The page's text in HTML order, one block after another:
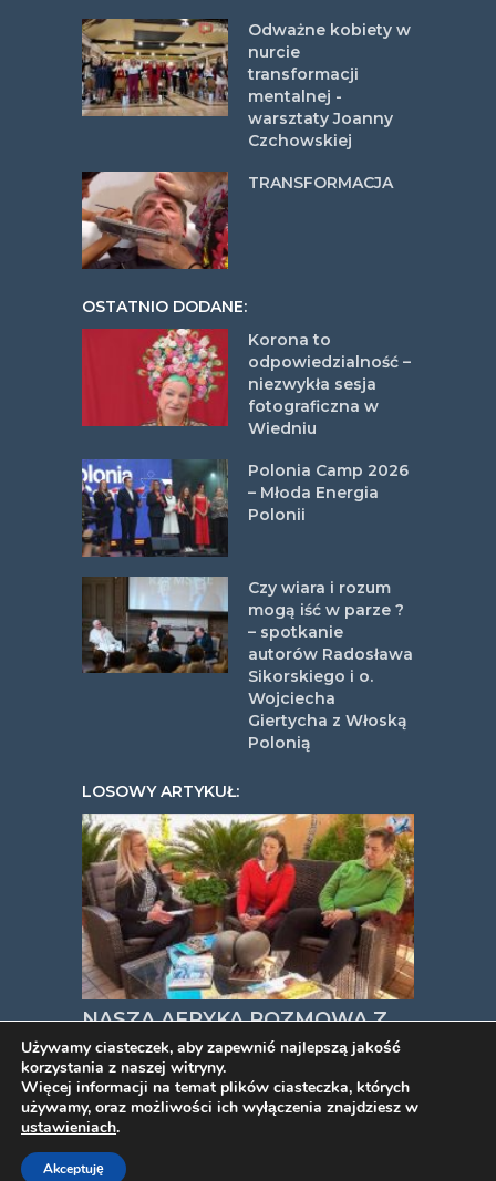
Odważne kobiety w
nurcie
transformacji
mentalnej -
warsztaty Joanny
Czchowskiej
TRANSFORMACJA
OSTATNIO DODANE:
Korona to
odpowiedzialność –
niezwykła sesja
fotograficzna w
Wiedniu
Polonia Camp 2026
– Młoda Energia
Polonii
Czy wiara i rozum
mogą iść w parze ?
– spotkanie
autorów Radosława
Sikorskiego i o.
Wojciecha
Giertycha z Włoską
Polonią
LOSOWY ARTYKUŁ:
NASZA AFRYKA ROZMOWA Z
URSZULĄ I WITOLDEM
RZEPCZAK
TWORZENIE STRON INTERNETOWYCH
Używamy ciasteczek, aby zapewnić najlepszą jakość
korzystania z naszej witryny.
Więcej informacji na temat plików ciasteczka, których
używamy, oraz możliwości ich wyłączenia znajdziesz w
ustawieniach.
Akceptuję